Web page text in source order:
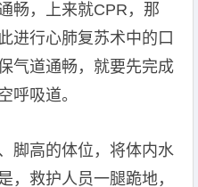
畅，上来就CPR，那
进行心肺复苏术中的口
气道通畅，就要先完成
吸道。
脚高的体位，将体内水
，救护人员一腿跪地，